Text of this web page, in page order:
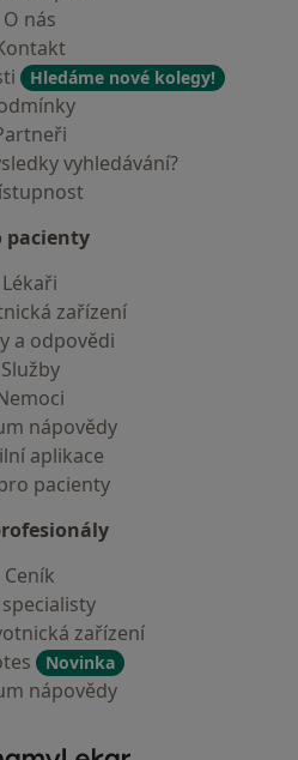
O nás
Hledáme nové kolegy!
vyhledávání?
pacienty
Lékaři
zařízení
a odpovědi
Služby
nápovědy
aplikace
pacienty
Ceník
zařízení
Novinka
nápovědy
ZnamyLekar - Hlavní stránka